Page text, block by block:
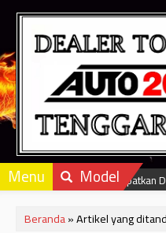
Dapatkan
Menu Model
Beranda»Artikel yang